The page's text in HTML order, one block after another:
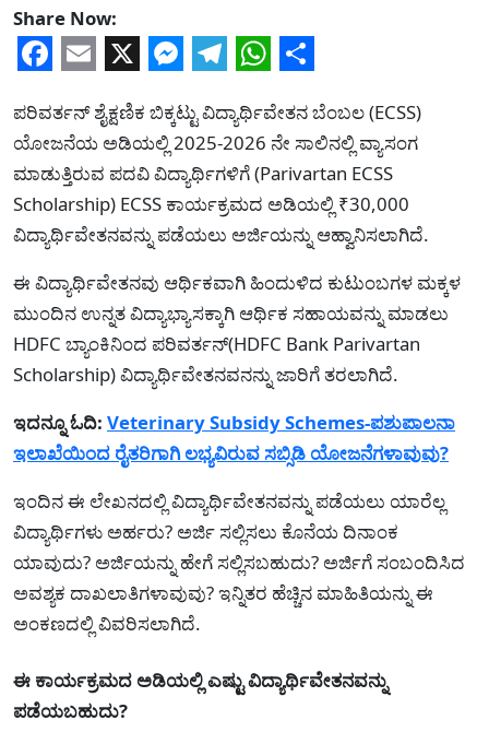
Share Now:
Facebook
Email
X Messenger
Telegram
WhatsApp
Share
ಪರಿವರ್ತನ್ ಶೈಕ್ಷಣಿಕ ಬಿಕ್ಕಟ್ಟು ವಿದ್ಯಾರ್ಥಿವೇತನ ಬೆಂಬಲ (ECSS)
ಯೋಜನೆಯ ಅಡಿಯಲ್ಲಿ 2025-2026 ನೇ ಸಾಲಿನಲ್ಲಿ ವ್ಯಾಸಂಗ
ಮಾಡುತ್ತಿರುವ ಪದವಿ ವಿದ್ಯಾರ್ಥಿಗಳಿಗೆ (Parivartan ECSS
Scholarship) ECSS ಕಾರ್ಯಕ್ರಮದ ಅಡಿಯಲ್ಲಿ ₹30,000
ವಿದ್ಯಾರ್ಥಿವೇತನವನ್ನು ಪಡೆಯಲು ಅರ್ಜಿಯನ್ನು ಆಹ್ವಾನಿಸಲಾಗಿದೆ.
ಈ ವಿದ್ಯಾರ್ಥಿವೇತನವು ಆರ್ಥಿಕವಾಗಿ ಹಿಂದುಳಿದ ಕುಟುಂಬಗಳ ಮಕ್ಕಳ
ಮುಂದಿನ ಉನ್ನತ ವಿದ್ಯಾಭ್ಯಾಸಕ್ಕಾಗಿ ಆರ್ಥಿಕ ಸಹಾಯವನ್ನು ಮಾಡಲು
HDFC ಬ್ಯಾಂಕಿನಿಂದ ಪರಿವರ್ತನ್(HDFC Bank Parivartan
Scholarship) ವಿದ್ಯಾರ್ಥಿವೇತನವನನ್ನು ಜಾರಿಗೆ ತರಲಾಗಿದೆ.
ಇದನ್ನೂ ಓದಿ: Veterinary Subsidy Schemes-ಪಶುಪಾಲನಾ
ಇಲಾಖೆಯಿಂದ ರೈತರಿಗಾಗಿ ಲಭ್ಯವಿರುವ ಸಬ್ಸಿಡಿ ಯೋಜನೆಗಳಾವುವು?
ಇಂದಿನ ಈ ಲೇಖನದಲ್ಲಿ ವಿದ್ಯಾರ್ಥಿವೇತನವನ್ನು ಪಡೆಯಲು ಯಾರ‍ೆಲ್ಲ
ವಿದ್ಯಾರ್ಥಿಗಳು ಅರ್ಹರು? ಅರ್ಜಿ ಸಲ್ಲಿಸಲು ಕೊನೆಯ ದಿನಾಂಕ
ಯಾವುದು? ಅರ್ಜಿಯನ್ನು ಹೇಗೆ ಸಲ್ಲಿಸಬಹುದು? ಅರ್ಜಿಗೆ ಸಂಬಂದಿಸಿದ
ಅವಶ್ಯಕ ದಾಖಲಾತಿಗಳಾವುವು? ಇನ್ನಿತರ ಹೆಚ್ಚಿನ ಮಾಹಿತಿಯನ್ನು ಈ
ಅಂಕಣದಲ್ಲಿ ವಿವರಿಸಲಾಗಿದೆ.
ಈ ಕಾರ್ಯಕ್ರಮದ ಅಡಿಯಲ್ಲಿ ಎಷ್ಟು ವಿದ್ಯಾರ್ಥಿವೇತನವನ್ನು
ಪಡೆಯಬಹುದು?